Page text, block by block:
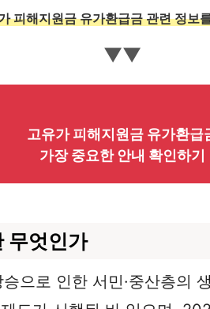
피해지원금 유가환급금 관련 정보
▼▼
고유가 피해지원금 유가환급
가장 중요한 안내 확인하기
무엇인가
으로 인한 서민·중산층의